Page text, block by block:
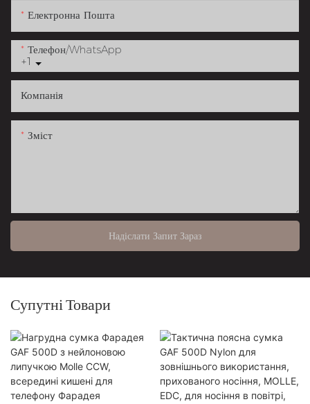
Електронна Пошта
+1
Телефон/WhatsApp
Компанія
Зміст
Надіслати Запит Зараз
Супутні Товари